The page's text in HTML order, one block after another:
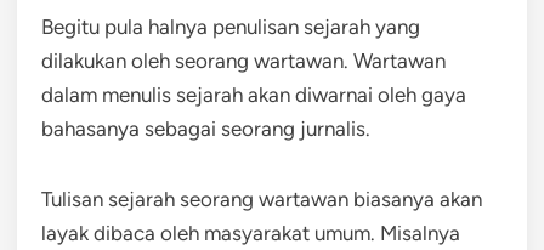
Begitu pula halnya penulisan sejarah yang
dilakukan oleh seorang wartawan. Wartawan
dalam menulis sejarah akan diwarnai oleh gaya
bahasanya sebagai seorang jurnalis.
Tulisan sejarah seorang wartawan biasanya akan
layak dibaca oleh masyarakat umum. Misalnya